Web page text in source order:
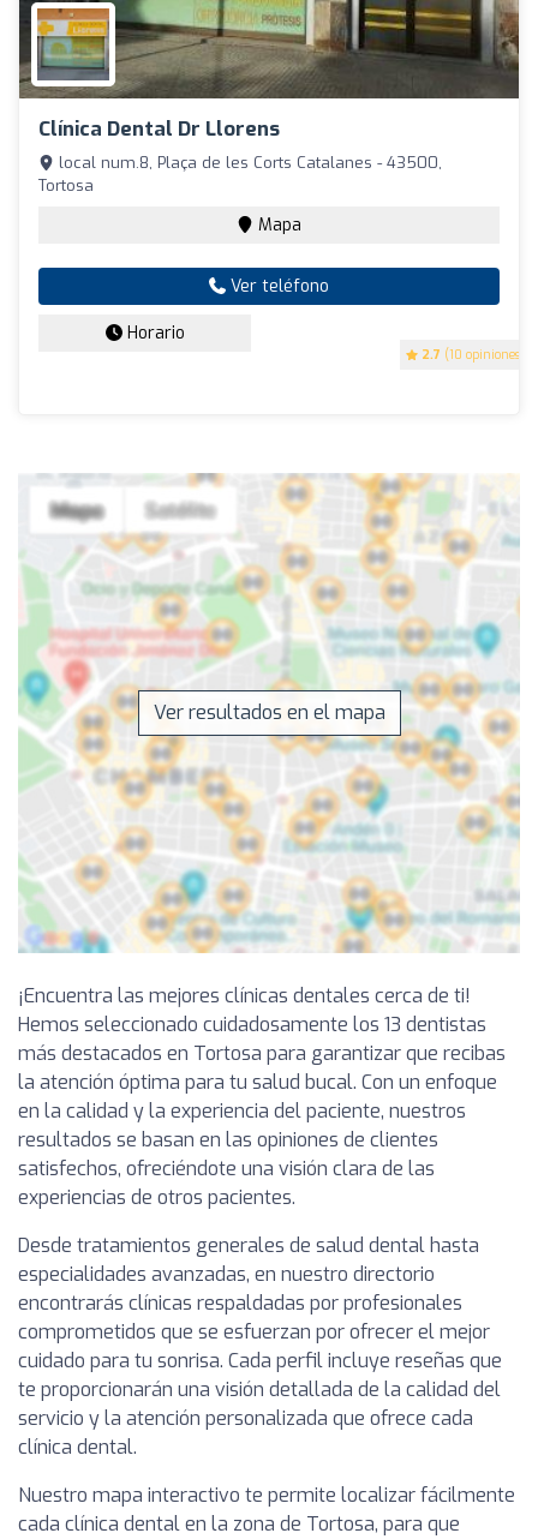
Clínica Dental Dr Llorens
2.7 (10 opiniones)
local num.8, Plaça de les Corts Catalanes - 43500,
Tortosa
Mapa
Ver teléfono
Horario
Ver resultados en el mapa
¡Encuentra las mejores clínicas dentales cerca de ti!
Hemos seleccionado cuidadosamente los 13 dentistas
más destacados en Tortosa para garantizar que recibas
la atención óptima para tu salud bucal. Con un enfoque
en la calidad y la experiencia del paciente, nuestros
resultados se basan en las opiniones de clientes
satisfechos, ofreciéndote una visión clara de las
experiencias de otros pacientes.
Desde tratamientos generales de salud dental hasta
especialidades avanzadas, en nuestro directorio
encontrarás clínicas respaldadas por profesionales
comprometidos que se esfuerzan por ofrecer el mejor
cuidado para tu sonrisa. Cada perfil incluye reseñas que
te proporcionarán una visión detallada de la calidad del
servicio y la atención personalizada que ofrece cada
clínica dental.
Nuestro mapa interactivo te permite localizar fácilmente
cada clínica dental en la zona de Tortosa, para que